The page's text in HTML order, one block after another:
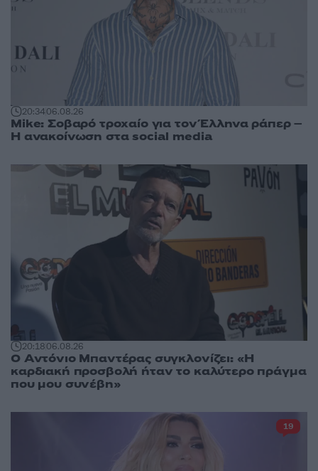
20:3406.08.26
Mike: Σοβαρό τροχαίο για τον Έλληνα ράπερ –
Η ανακοίνωση στα social media
20:1806.08.26
Ο Αντόνιο Μπαντέρας συγκλονίζει: «Η
καρδιακή προσβολή ήταν το καλύτερο πράγμα
που μου συνέβη»
19